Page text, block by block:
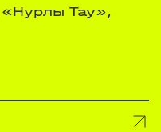
Тау»,